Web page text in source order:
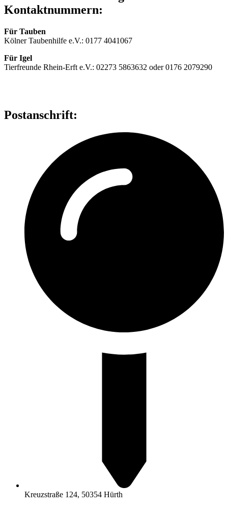
Kontaktnummern:
Für Tauben
Kölner Taubenhilfe e.V.: 0177 4041067
Für Igel
Tierfreunde Rhein-Erft e.V.: 02273 5863632 oder 0176 2079290
Postanschrift:
Kreuzstraße 124, 50354 Hürth